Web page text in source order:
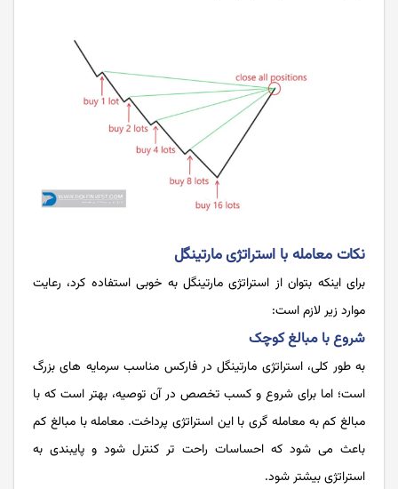
نکات معامله با استراتژی مارتینگل
برای اینکه بتوان از استراتژی مارتینگل به خوبی استفاده کرد، رعایت
موارد زیر لازم است:
شروع با مبالغ کوچک
به طور کلی، استراتژی مارتینگل در فارکس مناسب سرمایه های بزرگ
است؛ اما برای شروع و کسب تخصص در آن توصیه، بهتر است که با
مبالغ کم به معامله گری با این استراتژی پرداخت. معامله با مبالغ کم
باعث می شود که احساسات راحت تر کنترل شود و پایبندی به
استراتژی بیشتر شود.